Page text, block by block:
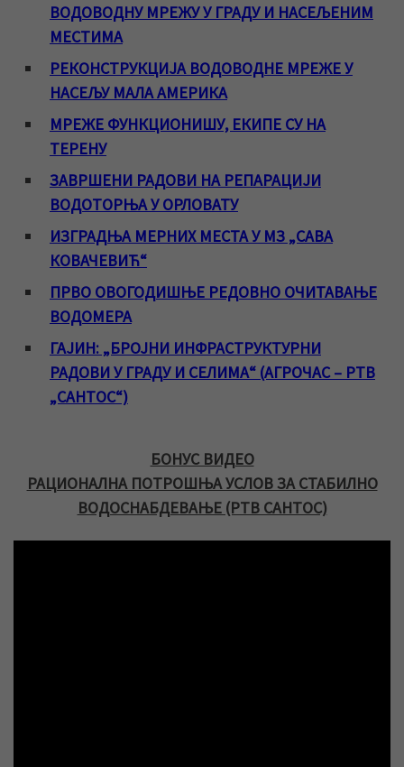
ВОДОВОДНУ МРЕЖУ У ГРАДУ И НАСЕЉЕНИМ
МЕСТИМА
РЕКОНСТРУКЦИЈА ВОДОВОДНЕ МРЕЖЕ У
НАСЕЉУ МАЛА АМЕРИКА
МРЕЖЕ ФУНКЦИОНИШУ, ЕКИПЕ СУ НА
ТЕРЕНУ
ЗАВРШЕНИ РАДОВИ НА РЕПАРАЦИЈИ
ВОДОТОРЊА У ОРЛОВАТУ
ИЗГРАДЊА МЕРНИХ МЕСТА У МЗ „САВА
КОВАЧЕВИЋ“
ПРВО ОВОГОДИШЊЕ РЕДОВНО ОЧИТАВАЊЕ
ВОДОМЕРА
ГАЈИН: „БРОЈНИ ИНФРАСТРУКТУРНИ
РАДОВИ У ГРАДУ И СЕЛИМА“ (АГРОЧАС – РТВ
„САНТОС“)
БОНУС ВИДЕО
РАЦИОНАЛНА ПОТРОШЊА УСЛОВ ЗА СТАБИЛНО
ВОДОСНАБДЕВАЊЕ (РТВ САНТОС)